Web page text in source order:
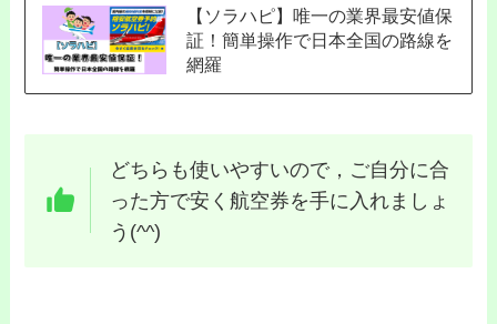
【ソラハピ】唯一の業界最安値保
証！簡単操作で日本全国の路線を
網羅
どちらも使いやすいので，ご自分に合
った方で安く航空券を手に入れましょ
う(^^)